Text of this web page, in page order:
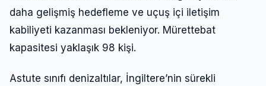
daha gelişmiş hedefleme ve uçuş içi iletişim
kabiliyeti kazanması bekleniyor. Mürettebat
kapasitesi yaklaşık 98 kişi.
Astute sınıfı denizaltılar, İngiltere’nin sürekli